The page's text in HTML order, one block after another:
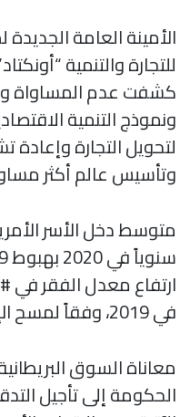
الأمينة العامة
للتجارة والتنمية
كشفت عدم المساواة
ونموذج التنمية
لتحويل التجارة وإعادة
وتأسيس عالم أكثر
في 2019، وفقاً لمسح الإحصاء الأمريكي.
معاناة السوق
الحكومة إلى تأجيل